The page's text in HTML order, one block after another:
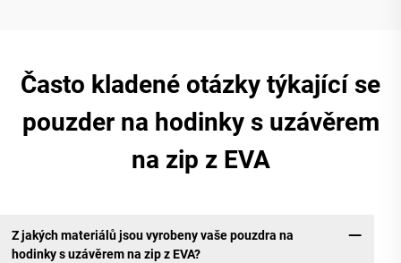
Často kladené otázky týkající se
pouzder na hodinky s uzávěrem
na zip z EVA
Z jakých materiálů jsou vyrobeny vaše pouzdra na
hodinky s uzávěrem na zip z EVA?